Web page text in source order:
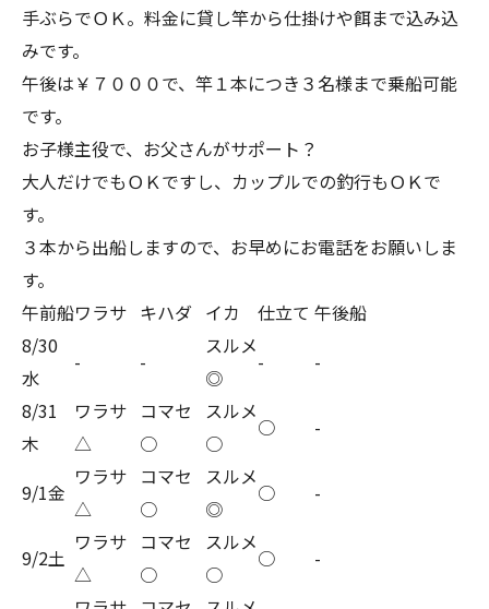
手ぶらでＯＫ。料金に貸し竿から仕掛けや餌まで込み込
みです。
午後は￥７０００で、竿１本につき３名様まで乗船可能
です。
お子様主役で、お父さんがサポート？
大人だけでもＯＫですし、カップルでの釣行もＯＫで
す。
３本から出船しますので、お早めにお電話をお願いしま
す。
午前船ワラサ キハダ イカ 仕立て 午後船
8/30
水
- -
スルメ
◎
-
-
8/31
木
ワラサ
△
コマセ
○
スルメ
○
○ -
9/1金
ワラサ
△
コマセ
○
スルメ
◎
○ -
9/2土
ワラサ
△
コマセ
○
スルメ
○
○ -